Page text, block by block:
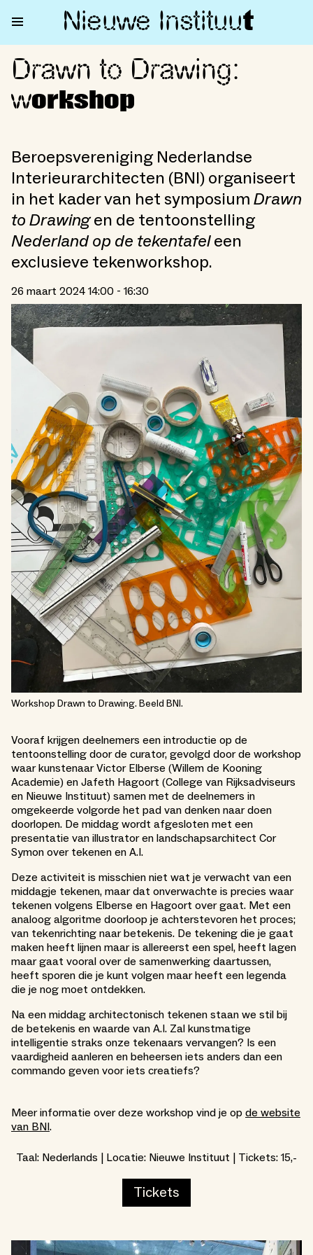
Nieuwe Instituut
Drawn to Drawing: workshop
Drawn to Drawing:
workshop
Beroepsvereniging Nederlandse
Interieurarchitecten (BNI) organiseert
in het kader van het symposiumDrawn
to Drawingen de tentoonstelling
Nederland op de tekentafeleen
exclusieve tekenworkshop.
26 maart 2024 14:00 - 16:30
Workshop Drawn to Drawing. Beeld BNI.
Vooraf krijgen deelnemers een introductie op de
tentoonstelling door de curator, gevolgd door de workshop
waar kunstenaar Victor Elberse (Willem de Kooning
Academie) en Jafeth Hagoort (College van Rijksadviseurs
en Nieuwe Instituut) samen met de deelnemers in
omgekeerde volgorde het pad van denken naar doen
doorlopen. De middag wordt afgesloten met een
presentatie van illustrator en landschapsarchitect Cor
Symon over tekenen en A.I.
Deze activiteit is misschien niet wat je verwacht van een
middagje tekenen, maar dat onverwachte is precies waar
tekenen volgens Elberse en Hagoort over gaat. Met een
analoog algoritme doorloop je achterstevoren het proces;
van tekenrichting naar betekenis. De tekening die je gaat
maken heeft lijnen maar is allereerst een spel, heeft lagen
maar gaat vooral over de samenwerking daartussen,
heeft sporen die je kunt volgen maar heeft een legenda
die je nog moet ontdekken.
Na een middag architectonisch tekenen staan we stil bij
de betekenis en waarde van A.I. Zal kunstmatige
intelligentie straks onze tekenaars vervangen? Is een
vaardigheid aanleren en beheersen iets anders dan een
commando geven voor iets creatiefs?
Meer informatie over deze workshop vind je op de website
van BNI.
Taal: Nederlands | Locatie: Nieuwe Instituut | Tickets: 15,-
Tickets